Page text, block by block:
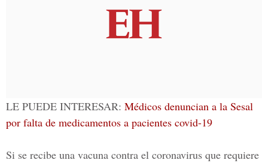
LE PUEDE INTERESAR: Médicos denuncian a la Sesal
por falta de medicamentos a pacientes covid-19
Si se recibe una vacuna contra el coronavirus que requiere